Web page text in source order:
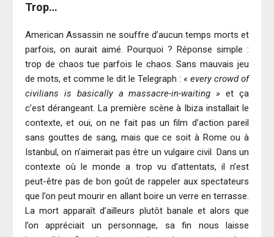
Trop…
American Assassin ne souffre d’aucun temps morts et
parfois, on aurait aimé. Pourquoi ? Réponse simple :
trop de chaos tue parfois le chaos. Sans mauvais jeu
de mots, et comme le dit le Telegraph : « every crowd of
civilians is basically a massacre-in-waiting » et ça
c’est dérangeant. La première scène à Ibiza installait le
contexte, et oui, on ne fait pas un film d’action pareil
sans gouttes de sang, mais que ce soit à Rome ou à
Istanbul, on n’aimerait pas être un vulgaire civil. Dans un
contexte où le monde a trop vu d’attentats, il n’est
peut-être pas de bon goût de rappeler aux spectateurs
que l’on peut mourir en allant boire un verre en terrasse.
La mort apparaît d’ailleurs plutôt banale et alors que
l’on appréciait un personnage, sa fin nous laisse